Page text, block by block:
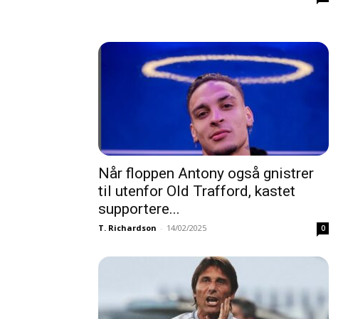
Når floppen Antony også gnistrer
til utenfor Old Trafford, kastet
supportere...
T. Richardson - 14/02/2025 0